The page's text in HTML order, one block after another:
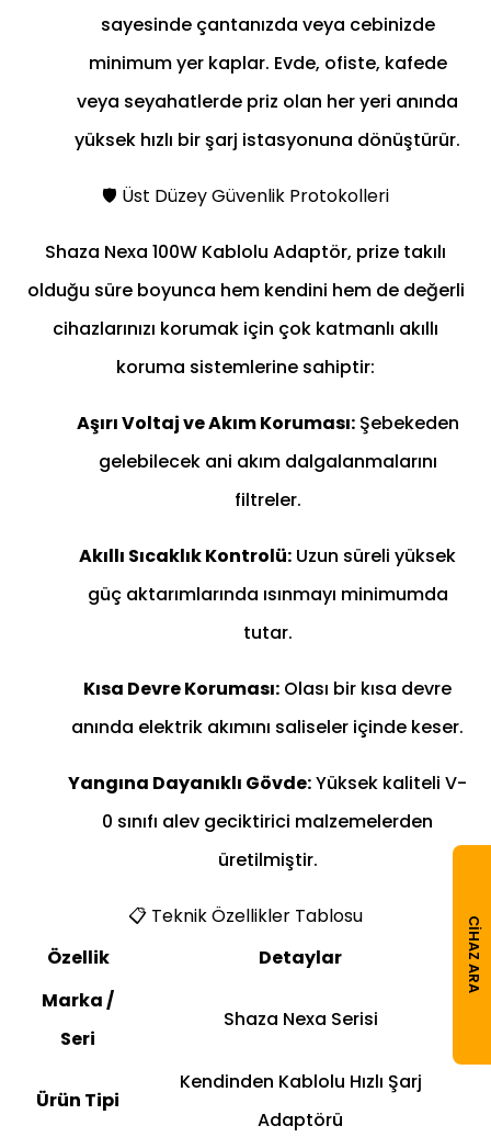
sayesinde çantanızda veya cebinizde
minimum yer kaplar. Evde, ofiste, kafede
veya seyahatlerde priz olan her yeri anında
yüksek hızlı bir şarj istasyonuna dönüştürür.
🛡️ Üst Düzey Güvenlik Protokolleri
Shaza Nexa 100W Kablolu Adaptör, prize takılı
olduğu süre boyunca hem kendini hem de değerli
cihazlarınızı korumak için çok katmanlı akıllı
koruma sistemlerine sahiptir:
Aşırı Voltaj ve Akım Koruması:Şebekeden
gelebilecek ani akım dalgalanmalarını
filtreler.
Akıllı Sıcaklık Kontrolü: Uzun süreli yüksek
güç aktarımlarında ısınmayı minimumda
tutar.
Kısa Devre Koruması: Olası bir kısa devre
anında elektrik akımını saliseler içinde keser.
Yangına Dayanıklı Gövde:Yüksek kaliteli V-
0 sınıfı alev geciktirici malzemelerden
üretilmiştir.
📋 Teknik Özellikler Tablosu
Özellik
Detaylar
Marka /
Seri
Shaza Nexa Serisi
Ürün Tipi
Kendinden Kablolu Hızlı Şarj
Adaptörü
CIHAZ ARA